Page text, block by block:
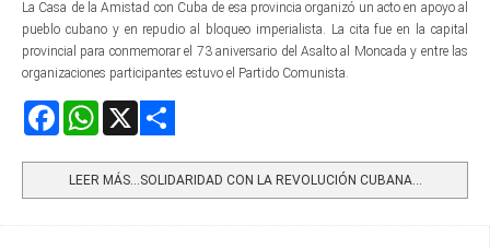
La Casa de la Amistad con Cuba de esa provincia organizó un acto en apoyo al
pueblo cubano y en repudio al bloqueo imperialista. La cita fue en la capital
provincial para conmemorar el 73 aniversario del Asalto al Moncada y entre las
organizaciones participantes estuvo el Partido Comunista.
FacebookWhatsApp
LEER MÁS…SOLIDARIDAD CON LA REVOLUCIÓN CUBANA...